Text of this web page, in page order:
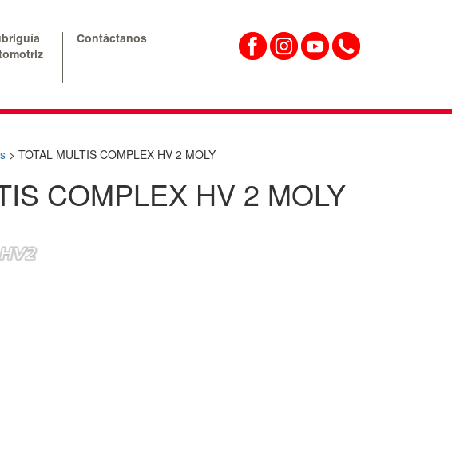
Contáctanos
> TOTAL MULTIS COMPLEX HV 2 MOLY
COMPLEX HV 2 MOLY